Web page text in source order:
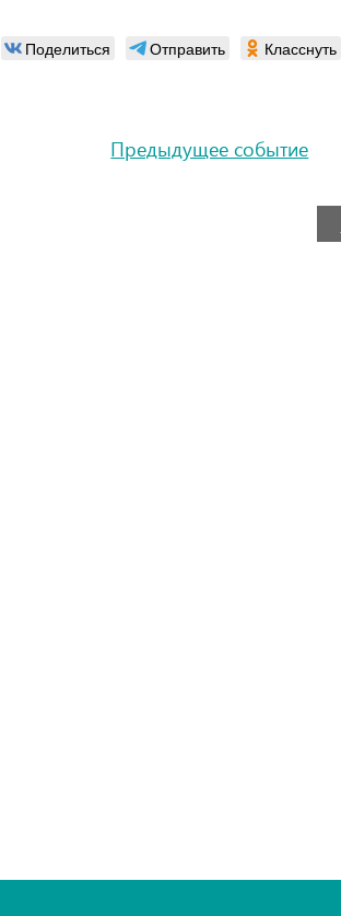
Поделиться Отправить Класснуть
Предыдущее событие